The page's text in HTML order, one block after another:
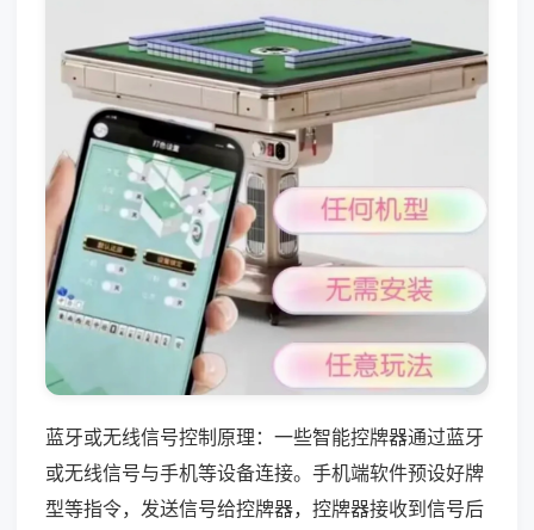
蓝牙或无线信号控制原理：一些智能控牌器通过蓝牙
或无线信号与手机等设备连接。手机端软件预设好牌
型等指令，发送信号给控牌器，控牌器接收到信号后